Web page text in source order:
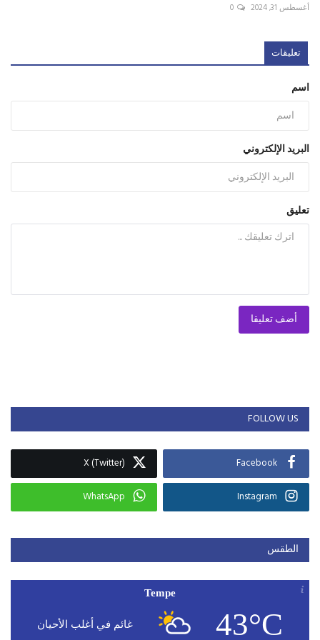
أغسطس 31, 2024 0
تعليقات
اسم
البريد الإلكتروني
تعليق
أضف تعليقا
FOLLOW US
Facebook
X (Twitter)
Instagram
WhatsApp
الطقس
Tempe
43°C غائم في أغلب الأحيان